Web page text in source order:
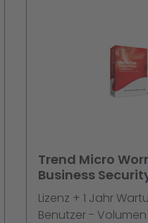
Trend Micro
Business
250 Liz. + 1 Jahr
Maintenance
Lizenz + 1 Jahr
Benutzer - Volumen